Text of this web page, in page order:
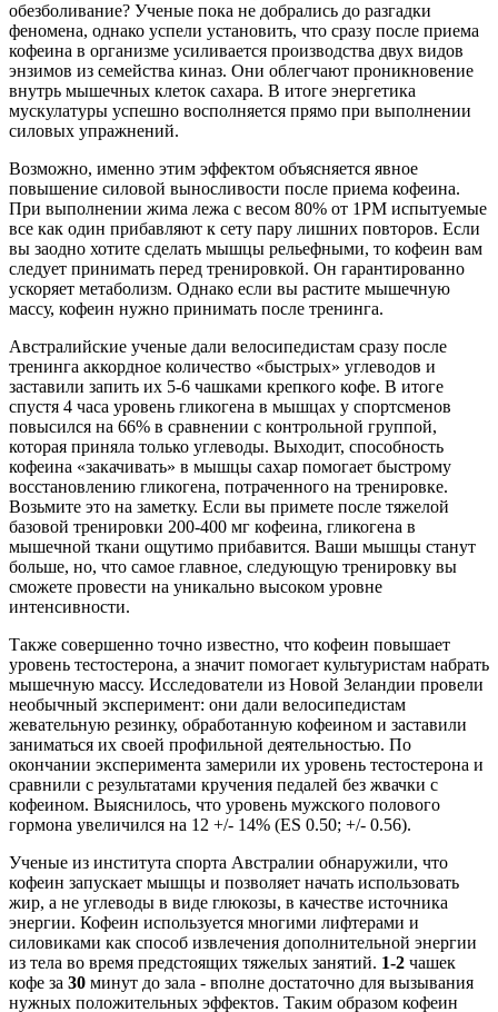
обезболивание? Ученые пока не добрались до разгадки
феномена, однако успели установить, что сразу после приема
кофеина в организме усиливается производства двух видов
энзимов из семейства киназ. Они облегчают проникновение
внутрь мышечных клеток сахара. В итоге энергетика
мускулатуры успешно восполняется прямо при выполнении
силовых упражнений.
Возможно, именно этим эффектом объясняется явное
повышение силовой выносливости после приема кофеина.
При выполнении жима лежа с весом 80% от 1РМ испытуемые
все как один прибавляют к сету пару лишних повторов. Если
вы заодно хотите сделать мышцы рельефными, то кофеин вам
следует принимать перед тренировкой. Он гарантированно
ускоряет метаболизм. Однако если вы растите мышечную
массу, кофеин нужно принимать после тренинга.
Австралийские ученые дали велосипедистам сразу после
тренинга аккордное количество «быстрых» углеводов и
заставили запить их 5-6 чашками крепкого кофе. В итоге
спустя 4 часа уровень гликогена в мышцах у спортсменов
повысился на 66% в сравнении с контрольной группой,
которая приняла только углеводы. Выходит, способность
кофеина «закачивать» в мышцы сахар помогает быстрому
восстановлению гликогена, потраченного на тренировке.
Возьмите это на заметку. Если вы примете после тяжелой
базовой тренировки 200-400 мг кофеина, гликогена в
мышечной ткани ощутимо прибавится. Ваши мышцы станут
больше, но, что самое главное, следующую тренировку вы
сможете провести на уникально высоком уровне
интенсивности.
Также совершенно точно известно, что кофеин повышает
уровень тестостерона, а значит помогает культуристам набрать
мышечную массу. Исследователи из Новой Зеландии провели
необычный эксперимент: они дали велосипедистам
жевательную резинку, обработанную кофеином и заставили
заниматься их своей профильной деятельностью. По
окончании эксперимента замерили их уровень тестостерона и
сравнили с результатами кручения педалей без жвачки с
кофеином. Выяснилось, что уровень мужского полового
гормона увеличился на 12 +/- 14% (ES 0.50; +/- 0.56).
Ученые из института спорта Австралии обнаружили, что
кофеин запускает мышцы и позволяет начать использовать
жир, а не углеводы в виде глюкозы, в качестве источника
энергии. Кофеин используется многими лифтерами и
силовиками как способ извлечения дополнительной энергии
из тела во время предстоящих тяжелых занятий. 1-2 чашек
кофе за 30 минут до зала - вполне достаточно для вызывания
нужных положительных эффектов. Таким образом кофеин